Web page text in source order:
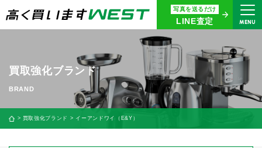
写真を送るだけ
LINE査定 MENU
まずはお気軽にお問い合わせ・
査定をご依頼ください
買取専用ダイヤル
0120-914-094
9:00〜18:30(年中無休)
24時間365日受付
買取強化ブランド
買取強化ブランド イーアンドワイ（E&Y）